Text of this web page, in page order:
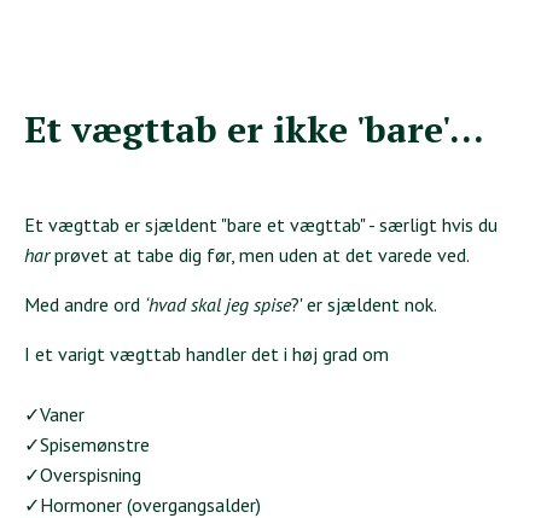
Et vægttab er ikke 'bare'...
Et vægttab er sjældent "bare et vægttab" - særligt hvis du
harprøvet at tabe dig før, men uden at det varede ved.
Med andre ord ‘hvad skal jeg spise?' er sjældent nok.
I et varigt vægttab handler det i høj grad om
✓Vaner
✓Spisemønstre
✓Overspisning
✓Hormoner (overgangsalder)